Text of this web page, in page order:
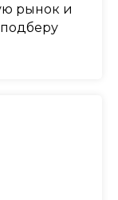
рынок и